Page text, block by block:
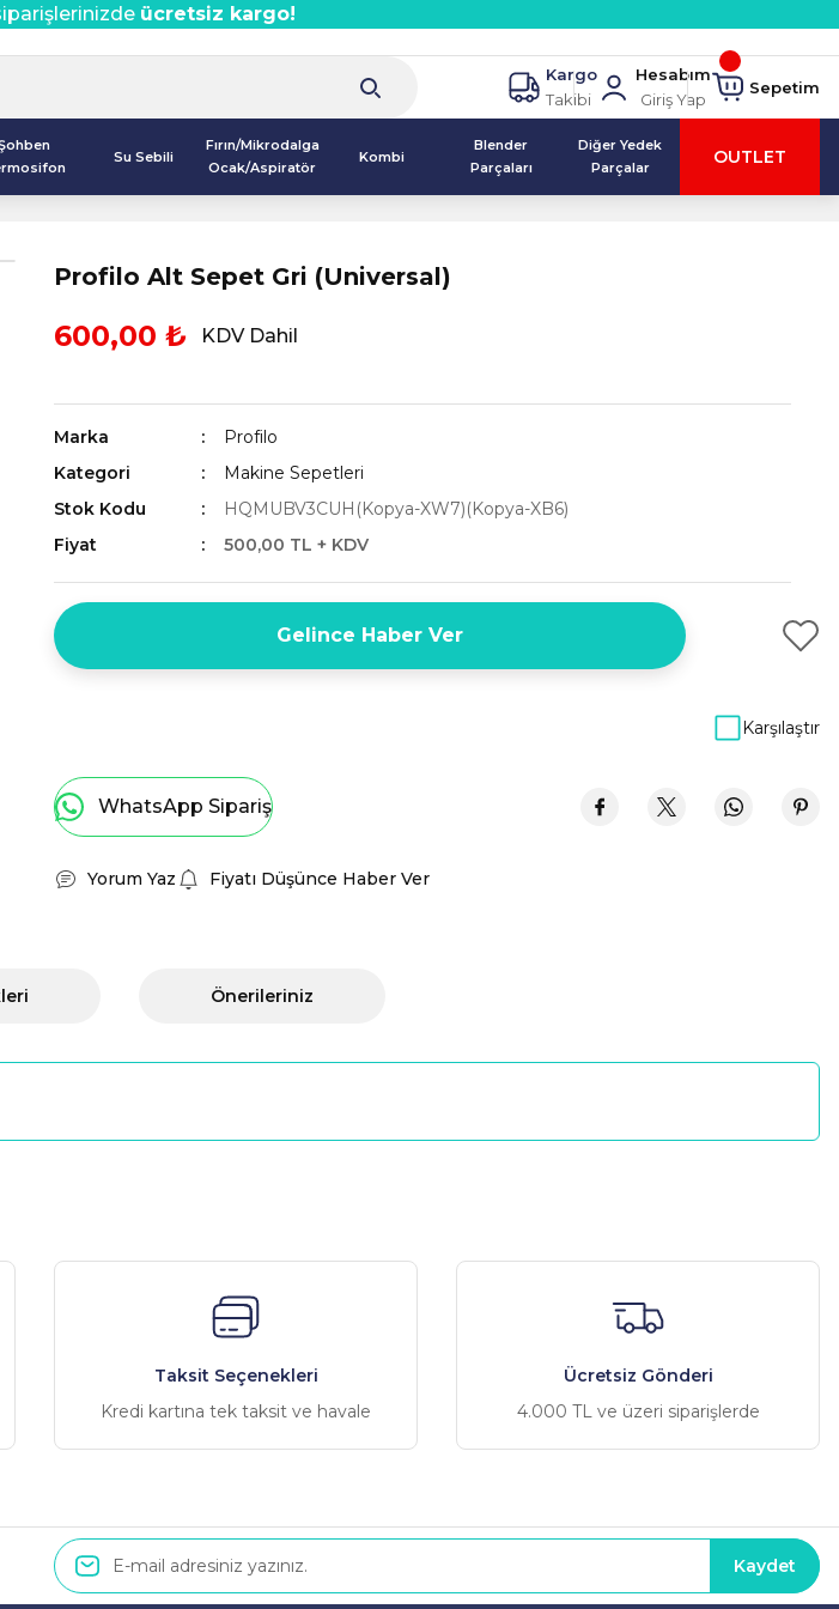
ücretsiz kargo!
Kargo
Takibi
Hesabım
Giriş Yap
Sepetim
Su Sebili
Fırın/Mikrodalga
Ocak/Aspiratör
Kombi
Blender
Parçaları
Diğer Yedek
Parçalar
OUTLET
Profilo Alt Sepet Gri (Universal)
600,00 ₺ KDV Dahil
Marka
Profilo
Kategori
Makine Sepetleri
Stok Kodu
HQMUBV3CUH(Kopya-XW7)(Kopya-XB6)
Fiyat
500,00 TL + KDV
Gelince Haber Ver
Karşılaştır
WhatsApp Sipariş
Yorum Yaz Fiyatı Düşünce Haber Ver
Önerileriniz
Gönder
Taksit Seçenekleri
Kredi kartına tek taksit ve havale
Ücretsiz Gönderi
4.000 TL ve üzeri siparişlerde
Kaydet